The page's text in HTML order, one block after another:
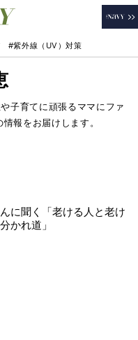
#紫外線（UV）対策
子育てに頑張るママにファ
報をお届けします。
に聞く「老ける人と老け
かれ道」